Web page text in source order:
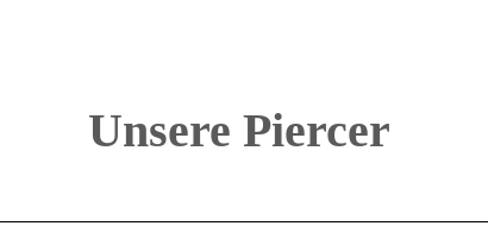
Unsere Piercer